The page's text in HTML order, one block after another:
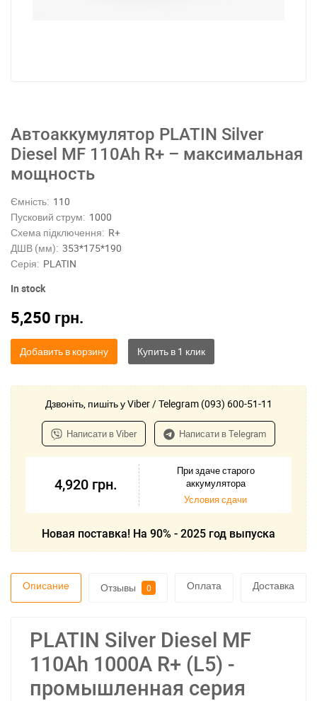
Автоаккумулятор PLATIN Silver
Diesel MF 110Ah R+ – максимальная
мощность
Ємність: 110
Пусковий струм: 1000
Схема підключення: R+
ДШВ (мм): 353*175*190
Серія: PLATIN
In stock
5,250 грн.
Добавить в корзину
Дзвоніть, пишіть у Viber / Telegram (093) 600-51-11
Написати в Viber Написати в Telegram
4,920 грн.
При здаче старого
аккумулятора
Условия сдачи
Новая поставка! На 90% - 2025 год выпуска
Описание Отзывы 0 Оплата Доставка
PLATIN Silver Diesel MF
110Ah 1000A R+ (L5) -
промышленная серия